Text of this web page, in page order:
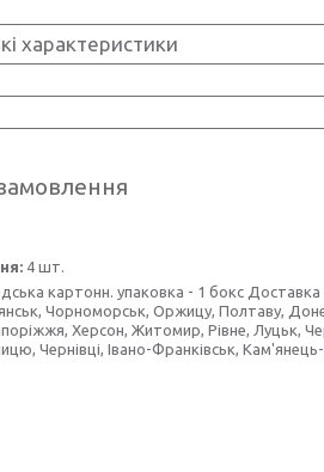
характеристики
4 шт.
картонн. упаковка - 1 бокс Доставка
Чорноморськ, Оржицу, Полтаву,
Херсон, Житомир, Рівне, Луцьк,
Чернівці, Івано-Франківськ,